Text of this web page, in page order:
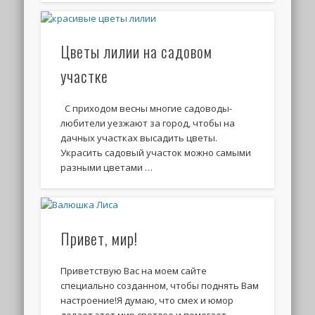
Цветы лилии на садовом
участке
С приходом весны многие садоводы-
любители уезжают за город, чтобы на
дачных участках высадить цветы.
Украсить садовый участок можно самыми
разными цветами …
Привет, мир!
Приветствую Вас на моем сайте
специально созданном, чтобы поднять Вам
настроение!Я думаю, что смех и юмор